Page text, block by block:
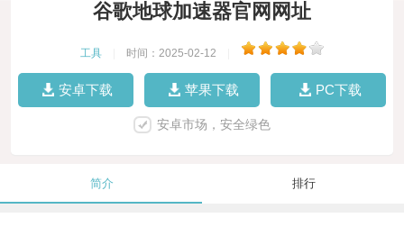
谷歌地球加速器官网网址
工具 时间：2025-02-12
安卓下载 苹果下载 PC下载
安卓市场，安全绿色
简介 排行